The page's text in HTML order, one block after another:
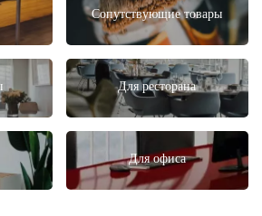
Сопутствующие товары
Для ресторана
Для офиса